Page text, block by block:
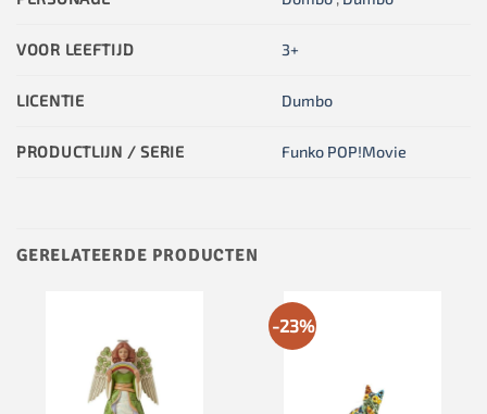
VOOR LEEFTIJD 3+
LICENTIE Dumbo
PRODUCTLIJN / SERIE Funko POP!Movie
GERELATEERDE PRODUCTEN
-23%